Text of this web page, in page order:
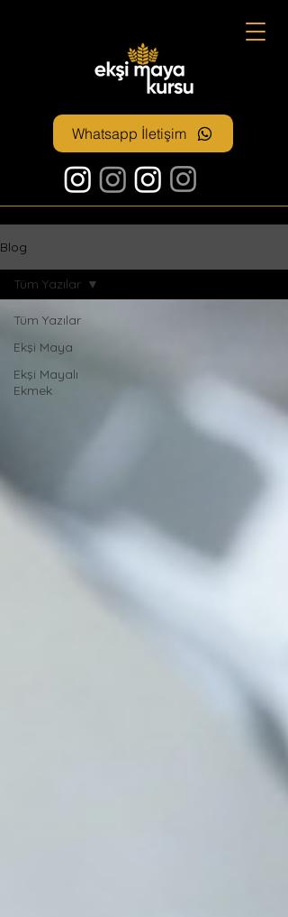
Whatsapp İletişim
Blog
Tüm Yazılar
Ekşi Maya
Ekşi Mayalı
Ekmek
Tüm Yazılar